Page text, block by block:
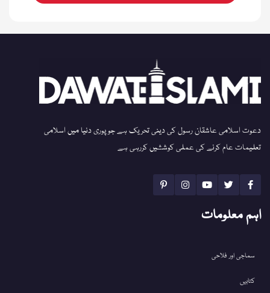
دعوت اسلامی عاشقان رسول کی دینی تحریک ہے جو پوری دنیا میں اسلامی
تعلیمات عام کرنے کی عملی کوششیں کررہی ہے
اہم معلومات
سماجی اور فلاحی
کتابیں